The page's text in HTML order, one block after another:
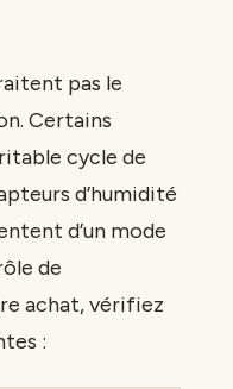
pas le
Certains
cycle de
d’humidité
d’un mode
de
achat, vérifiez
: